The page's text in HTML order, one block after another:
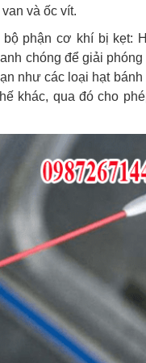
và ốc vít.
phận cơ khí bị kẹt:
chóng để giải
như các loại hạt
khác, qua đó cho